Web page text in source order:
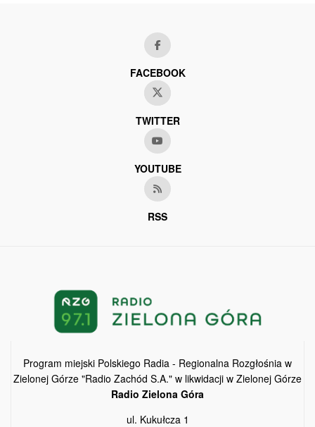
FACEBOOK
TWITTER
YOUTUBE
RSS
Program miejski Polskiego Radia - Regionalna Rozgłośnia w
Zielonej Górze "Radio Zachód S.A." w likwidacji w Zielonej Górze
Radio Zielona Góra
ul. Kukułcza 1